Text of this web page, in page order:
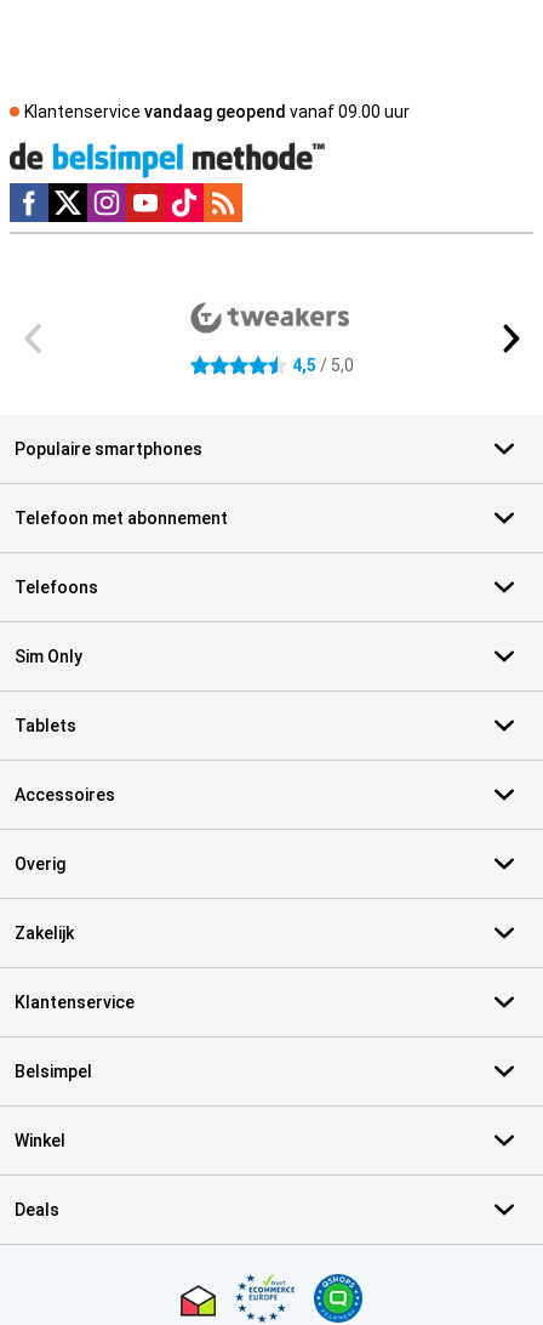
Klantenservice vandaag geopend vanaf 09.00 uur
Social media
4.5 sterren 4,5 / 5,0
Populaire smartphones
Telefoon met abonnement
Telefoons
Sim Only
Tablets
Accessoires
Overig
Zakelijk
Klantenservice
Belsimpel
Winkel
Deals